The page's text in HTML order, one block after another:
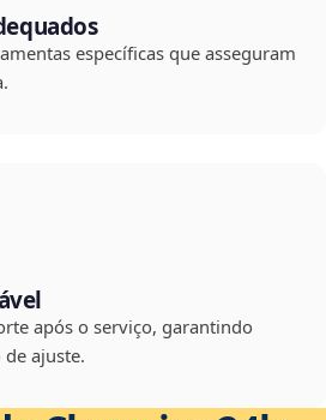
específicas que asseguram
após o serviço, garantindo
ajuste.